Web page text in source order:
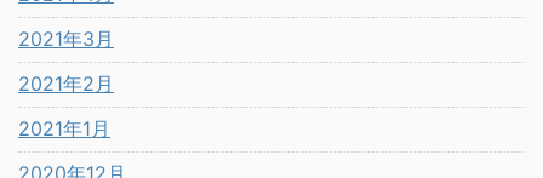
2021年3月
2021年2月
2021年1月
2020年12月